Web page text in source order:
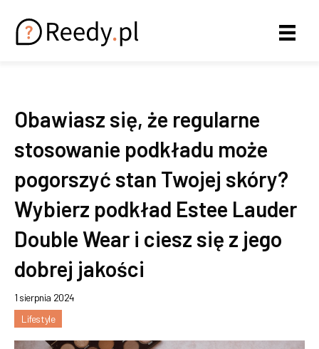
Obawiasz się, że regularne
stosowanie podkładu może
pogorszyć stan Twojej skóry?
Wybierz podkład Estee Lauder
Double Wear i ciesz się z jego
dobrej jakości
1 sierpnia 2024
Lifestyle